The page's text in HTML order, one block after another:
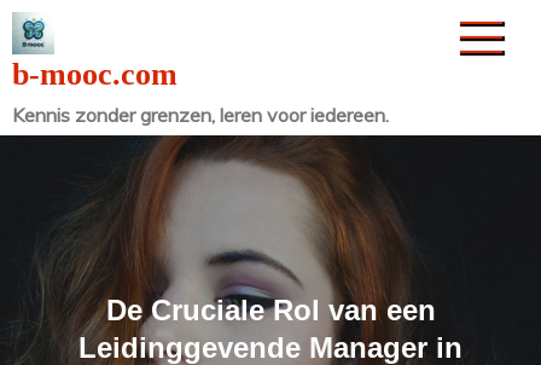
Naar
de
inhoud
gaan
b-mooc.com
Kennis zonder grenzen, leren voor iedereen.
De Cruciale Rol van een
Leidinggevende Manager in